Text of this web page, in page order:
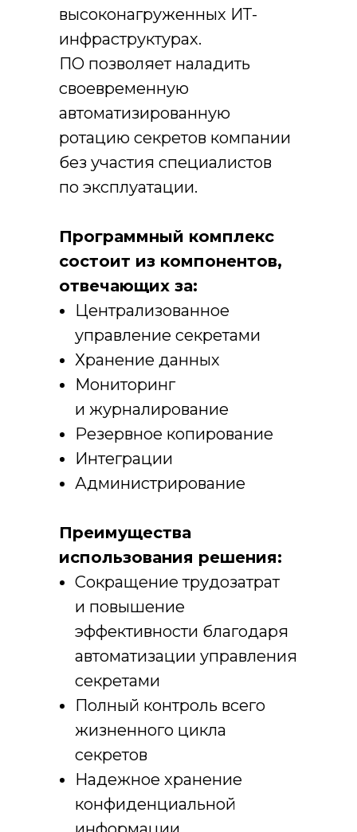
высоконагруженных ИТ-
инфраструктурах.
ПО позволяет наладить
своевременную
автоматизированную
ротацию секретов компании
без участия специалистов
по эксплуатации.
Программный комплекс
состоит из компонентов,
отвечающих за:
Централизованное
управление секретами
Хранение данных
Мониторинг
и журналирование
Резервное копирование
Интеграции
Администрирование
Преимущества
использования решения:
Сокращение трудозатрат
и повышение
эффективности благодаря
автоматизации управления
секретами
Полный контроль всего
жизненного цикла
секретов
Надежное хранение
конфиденциальной